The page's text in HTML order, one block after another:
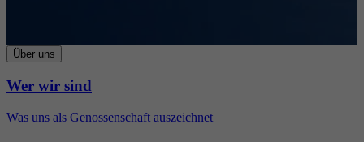
Über uns
Wer wir sind
Was uns als Genossenschaft auszeichnet